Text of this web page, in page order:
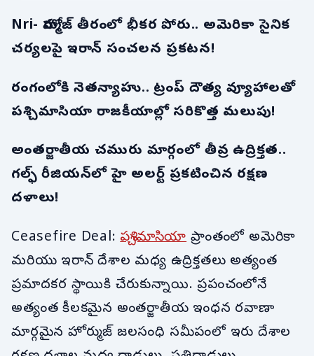
Nri- హోర్ముజ్ తీరంలో భీకర పోరు.. అమెరికా సైనిక
చర్యలపై ఇరాన్ సంచలన ప్రకటన!
రంగంలోకి నెతన్యాహు.. ట్రంప్ దౌత్య వ్యూహాలతో
పశ్చిమాసియా రాజకీయాల్లో సరికొత్త మలుపు!
అంతర్జాతీయ చమురు మార్గంలో తీవ్ర ఉద్రిక్తత..
గల్ఫ్ రీజియన్‌లో హై అలర్ట్ ప్రకటించిన రక్షణ
దళాలు!
Ceasefire Deal:పశ్చిమాసియాప్రాంతంలో అమెరికా
మరియు ఇరాన్ దేశాల మధ్య ఉద్రిక్తతలు అత్యంత
ప్రమాదకర స్థాయికి చేరుకున్నాయి. ప్రపంచంలోనే
అత్యంత కీలకమైన అంతర్జాతీయ ఇంధన రవాణా
మార్గమైన హోర్ముజ్ జలసంధి సమీపంలో ఇరు దేశాల